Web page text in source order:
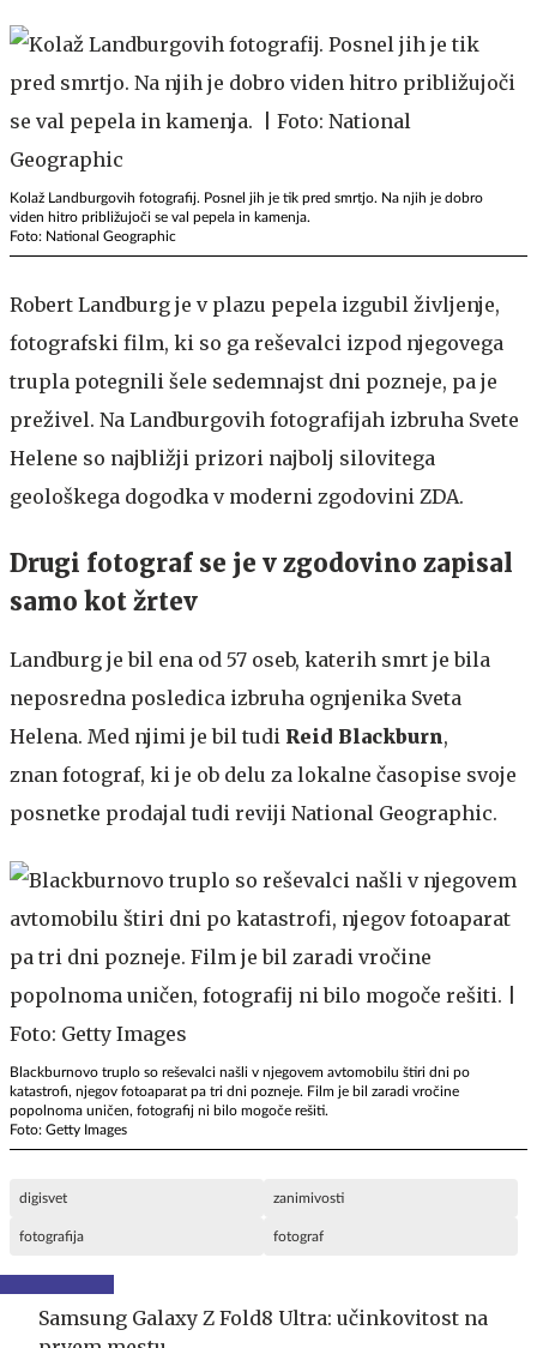
Kolaž Landburgovih fotografij. Posnel jih je tik pred smrtjo. Na njih je dobro
viden hitro približujoči se val pepela in kamenja.
Foto: National Geographic
Robert Landburg je v plazu pepela izgubil življenje,
fotografski film, ki so ga reševalci izpod njegovega
trupla potegnili šele sedemnajst dni pozneje, pa je
preživel. Na Landburgovih fotografijah izbruha Svete
Helene so najbližji prizori najbolj silovitega
geološkega dogodka v moderni zgodovini ZDA.
Drugi fotograf se je v zgodovino zapisal
samo kot žrtev
Landburg je bil ena od 57 oseb, katerih smrt je bila
neposredna posledica izbruha ognjenika Sveta
Helena. Med njimi je bil tudi Reid Blackburn,
znan fotograf, ki je ob delu za lokalne časopise svoje
posnetke prodajal tudi reviji National Geographic.
Blackburnovo truplo so reševalci našli v njegovem avtomobilu štiri dni po
katastrofi, njegov fotoaparat pa tri dni pozneje. Film je bil zaradi vročine
popolnoma uničen, fotografij ni bilo mogoče rešiti.
Foto: Getty Images
digisvet zanimivosti
fotografija fotograf
Samsung Galaxy Z Fold8 Ultra: učinkovitost na